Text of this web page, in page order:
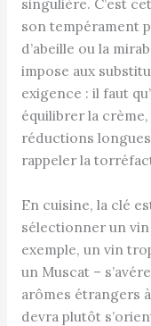
son tempérament
d’abeille ou la
impose aux
exigence : il faut
équilibrer la
réductions
rappeler la
En cuisine, la clé
sélectionner un
exemple, un vin
un Muscat –
arômes étrangers
devra plutôt